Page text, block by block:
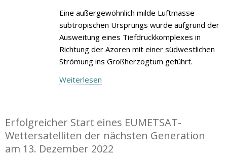
Eine außergewöhnlich milde Luftmasse
subtropischen Ursprungs wurde aufgrund der
Ausweitung eines Tiefdruckkomplexes in
Richtung der Azoren mit einer südwestlichen
Strömung ins Großherzogtum geführt.
Weiterlesen
Erfolgreicher Start eines EUMETSAT-
Wettersatelliten der nächsten Generation
am 13. Dezember 2022